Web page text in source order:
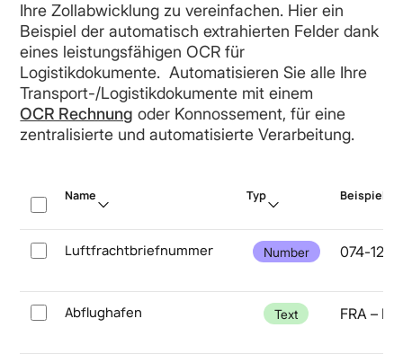
Ihre Zollabwicklung zu vereinfachen. Hier ein
Beispiel der automatisch extrahierten Felder dank
eines leistungsfähigen OCR für
Logistikdokumente. Automatisieren Sie alle Ihre
Transport-/Logistikdokumente mit einem
OCR Rechnung oder Konnossement, für eine
zentralisierte und automatisierte Verarbeitung.
Name Typ Beispiel
Luftfrachtbriefnummer Number 074-
Abflughafen Text FRA –